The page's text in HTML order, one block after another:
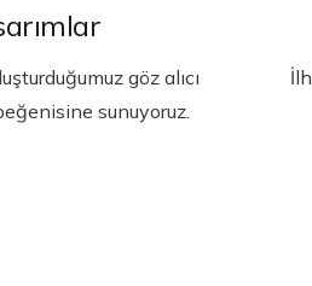
göz alıcı
sunuyoruz.